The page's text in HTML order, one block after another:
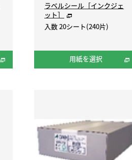
ラベルシール［インクジェ
ット］
入数 20シート(240片)
用紙を選択